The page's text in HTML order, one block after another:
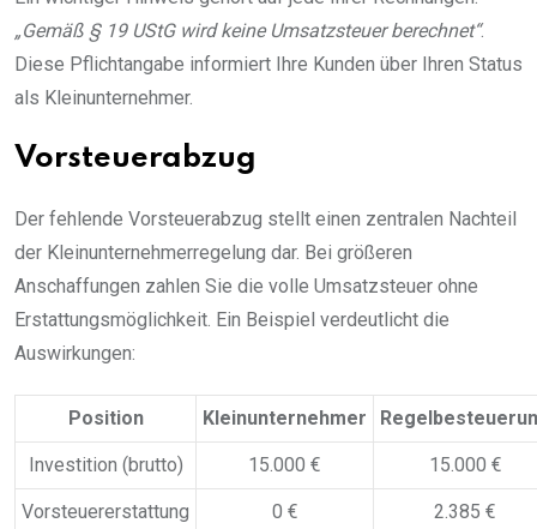
„Gemäß § 19 UStG wird keine Umsatzsteuer berechnet“.
Diese Pflichtangabe informiert Ihre Kunden über Ihren Status
als Kleinunternehmer.
Vorsteuerabzug
Der fehlende Vorsteuerabzug stellt einen zentralen Nachteil
der Kleinunternehmerregelung dar. Bei größeren
Anschaffungen zahlen Sie die volle Umsatzsteuer ohne
Erstattungsmöglichkeit. Ein Beispiel verdeutlicht die
Auswirkungen:
Position Kleinunternehmer
Investition (brutto) 15.000 € 15.000 €
Vorsteuererstattung 0 € 2.385 €